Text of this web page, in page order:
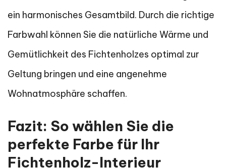
ein harmonisches Gesamtbild. Durch die richtige
Farbwahl können Sie die natürliche Wärme und
Gemütlichkeit des Fichtenholzes optimal zur
Geltung bringen und eine angenehme
Wohnatmosphäre schaffen.
Fazit: So wählen Sie die
perfekte Farbe für Ihr
Fichtenholz-Interieur